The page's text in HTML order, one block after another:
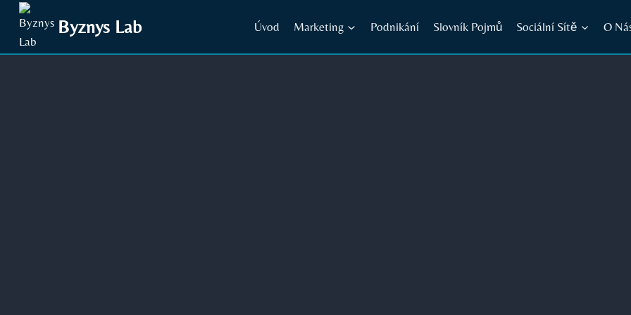
Přeskočit
obsah
Byznys Lab Úvod Marketing Podnikání Slovník Pojmů Sociální Sítě O